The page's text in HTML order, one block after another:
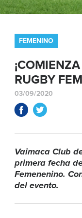
FEMENINO
RUGBY
03/09/2020
Vaimaca Club
primera fecha
Femenenino.
del evento.